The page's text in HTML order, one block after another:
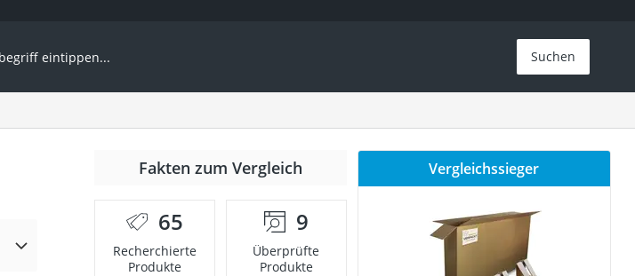
Suchen
Fakten zum Vergleich
65
Recherchierte
Produkte
9
Überprüfte
Produkte
Vergleichssieger